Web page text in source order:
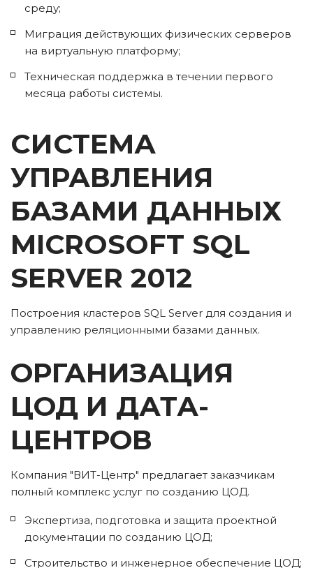
среду;
Миграция действующих физических серверов
на виртуальную платформу;
Техническая поддержка в течении первого
месяца работы системы.
СИСТЕМА
УПРАВЛЕНИЯ
БАЗАМИ ДАННЫХ
MICROSOFT SQL
SERVER 2012
Построения кластеров SQL Server для создания и
управлению реляционными базами данных.
ОРГАНИЗАЦИЯ
ЦОД И ДАТА-
ЦЕНТРОВ
Компания "ВИТ-Центр" предлагает заказчикам
полный комплекс услуг по созданию ЦОД.
Экспертиза, подготовка и защита проектной
документации по созданию ЦОД;
Строительство и инженерное обеспечение ЦОД;